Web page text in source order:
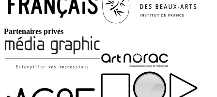
Partenaires privés